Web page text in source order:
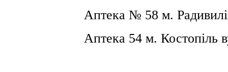
Аптека № 58 м.
Аптека 54 м. Костопіль